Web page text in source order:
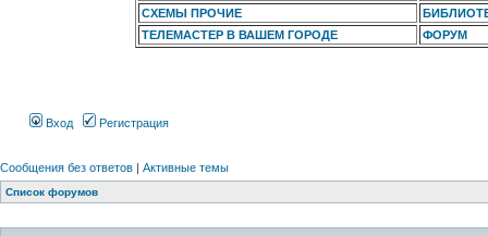
СХЕМЫ ПРОЧИЕ
ТЕЛЕМАСТЕР В ВАШЕМ ГОРОДЕ
ФОРУМ
Вход Регистрация
Сообщения без ответов | Активные темы
Список форумов